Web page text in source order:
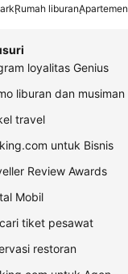
Rumah liburanApartemen
loyalitas Genius
liburan dan musiman
travel
untuk Bisnis
Review Awards
Mobil
tiket pesawat
restoran